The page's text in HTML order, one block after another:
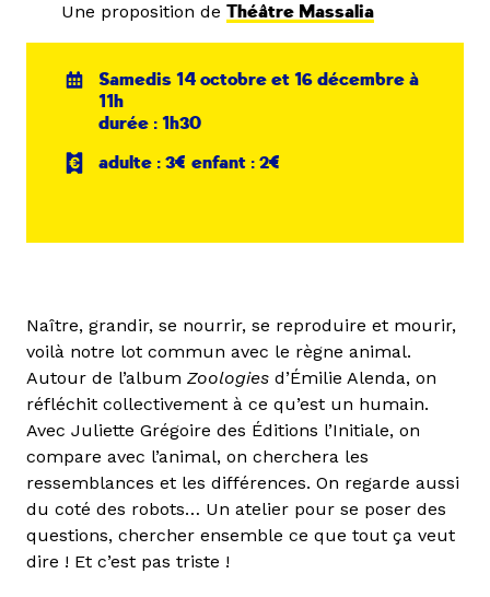
Une proposition de Théâtre Massalia
Samedis 14 octobre et 16 décembre à
11h
durée : 1h30
adulte : 3€ enfant : 2€
Naître, grandir, se nourrir, se reproduire et mourir,
voilà notre lot commun avec le règne animal.
Autour de l’album Zoologies d’Émilie Alenda, on
réfléchit collectivement à ce qu’est un humain.
Avec Juliette Grégoire des Éditions l’Initiale, on
compare avec l’animal, on cherchera les
ressemblances et les différences. On regarde aussi
du coté des robots… Un atelier pour se poser des
questions, chercher ensemble ce que tout ça veut
dire ! Et c’est pas triste !